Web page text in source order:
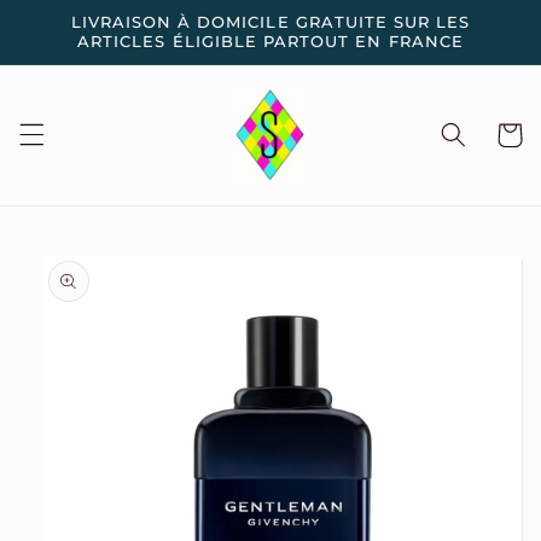
passer
contenu
LIVRAISON À DOMICILE GRATUITE SUR LES
ARTICLES ÉLIGIBLE PARTOUT EN FRANCE
Panier
Passer aux
informations
produits